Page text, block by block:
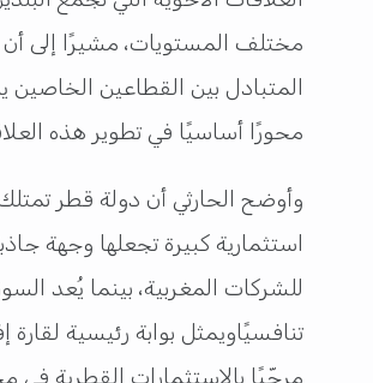
مختلف المستويات، مشيرًا إلى أن
المتبادل بين القطاعين الخاصين
محورًا أساسيًا في تطوير هذه
وأوضح الحارثي أن دولة قطر
استثمارية كبيرة تجعلها وجهة
للشركات المغربية، بينما يُعد
تنافسيًاويمثل بوابة رئيسية لقارة
مرحّبًا بالاستثمارات القطرية في